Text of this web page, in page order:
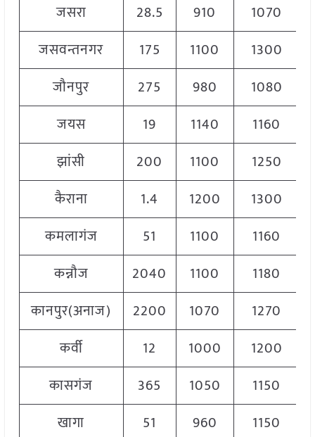
जसरा
28.5 910
1070
जसवन्तनगर
175 1100 1300
जौनपुर
275 980 1080
जयस
19 1140 1160
झांसी
200 1100 1250
कैराना
1.4 1200 1300
कमलागंज
51 1100 1160
कन्नौज
2040 1100 1180
कानपुर(अनाज)
2200 1070 1270
कर्वी
12 1000 1200
कासगंज
365 1050 1150
खागा
51 960 1150